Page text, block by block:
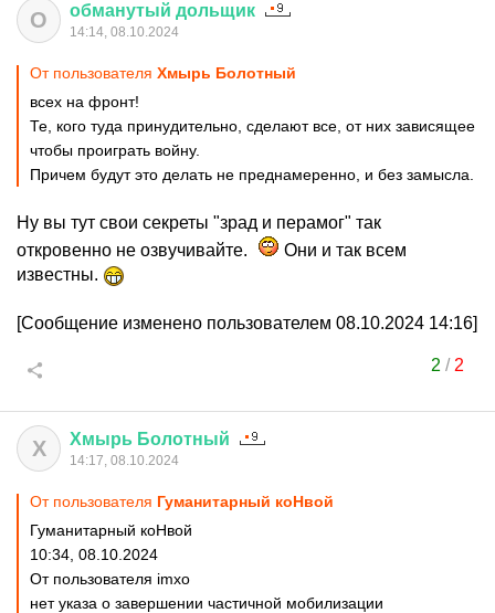
О обманутый дольщик
14:14, 08.10.2024
От пользователя Хмырь Болотный
всех на фронт!
Те, кого туда принудительно, сделают все, от них зависящее
чтобы проиграть войну.
Причем будут это делать не преднамеренно, и без замысла.
Ну вы тут свои секреты "зрад и перамог" так
откровенно не озвучивайте.
Они и так всем
известны.
[Сообщение изменено пользователем 08.10.2024 14:16]
2 / 2
Х Хмырь Болотный
14:17, 08.10.2024
От пользователя Гуманитарный коНвой
Гуманитарный коНвой
10:34, 08.10.2024
От пользователя imxo
нет указа о завершении частичной мобилизации